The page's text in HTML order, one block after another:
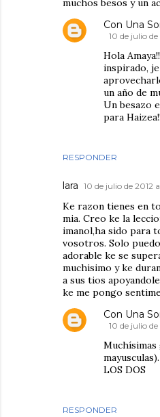
muchos besos y un
RESPONDER
Con Una
10 de julio
Hola
inspirado,
un año de
Un besazo
para
lara 10 de julio de 2012 a
Ke razon tienes en
mia. Creo ke la
imanol,ha sido para
vosotros. Solo
adorable ke se
muchisimo y ke
a sus tios
ke me pongo
RESPONDER
Con Una
10 de julio de
Muchísimas
LOS DOS